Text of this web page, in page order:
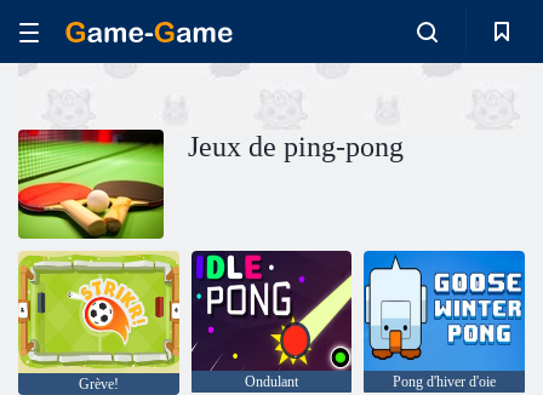
Jeux de ping-pong
Grève! Ondulant Pong d'hiver d'oie